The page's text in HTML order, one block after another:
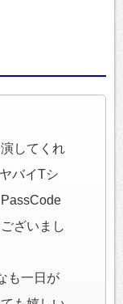
してくれ
バイTシ
ざいまし
も一日が